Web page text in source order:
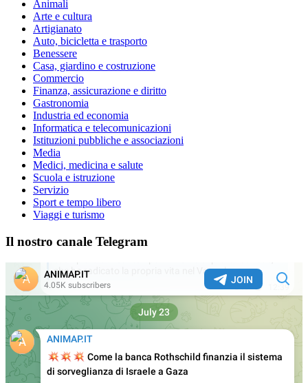
Animali
Arte e cultura
Artigianato
Auto, bicicletta e trasporto
Benessere
Casa, giardino e costruzione
Commercio
Finanza, assicurazione e diritto
Gastronomia
Industria ed economia
Informatica e telecomunicazioni
Istituzioni pubbliche e associazioni
Media
Medici, medicina e salute
Scuola e istruzione
Servizio
Sport e tempo libero
Viaggi e turismo
Il nostro canale Telegram